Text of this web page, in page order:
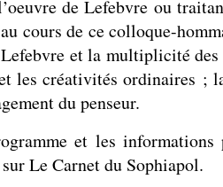
de Lefebvre ou
cours de ce colloque-
et la multiplicité
les créativités ordinaires ;
du penseur.
et les
Le Carnet du Sophiapol.